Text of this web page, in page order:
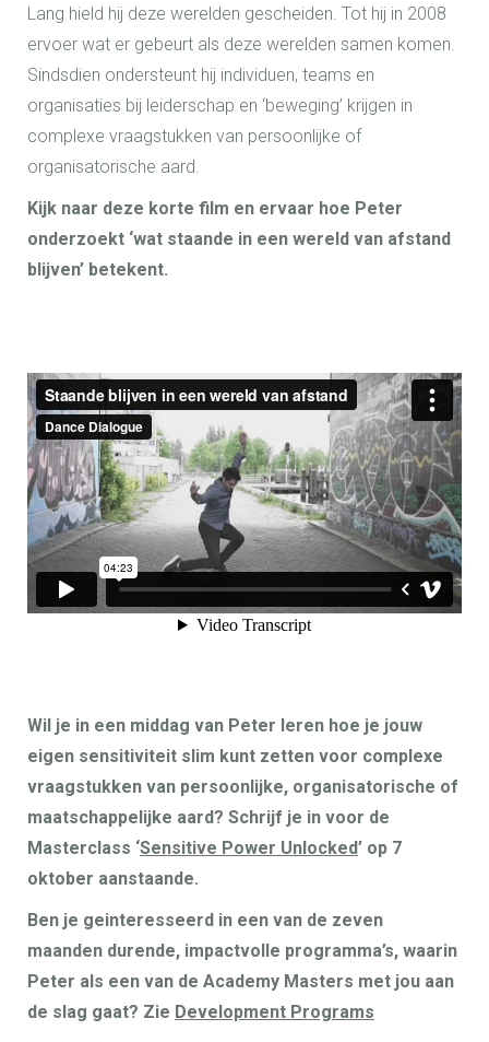
Lang hield hij deze werelden gescheiden. Tot hij in 2008
ervoer wat er gebeurt als deze werelden samen komen.
Sindsdien ondersteunt hij individuen, teams en
organisaties bij leiderschap en ‘beweging’ krijgen in
complexe vraagstukken van persoonlijke of
organisatorische aard.
Kijk naar deze korte film en ervaar hoe Peter
onderzoekt ‘wat staande in een wereld van afstand
blijven’ betekent.
Wil je in een middag van Peter leren hoe je jouw
eigen sensitiviteit slim kunt zetten voor complexe
vraagstukken van persoonlijke, organisatorische of
maatschappelijke aard? Schrijf je in voor de
Masterclass ‘Sensitive Power Unlocked’ op 7
oktober aanstaande.
Ben je geinteresseerd in een van de zeven
maanden durende, impactvolle programma’s, waarin
Peter als een van de Academy Masters met jou aan
de slag gaat? Zie Development Programs